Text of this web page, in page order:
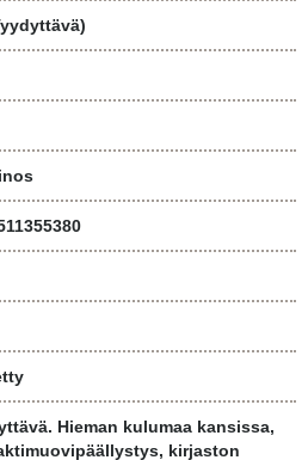
Hieman kulumaa kansissa,
kirjaston